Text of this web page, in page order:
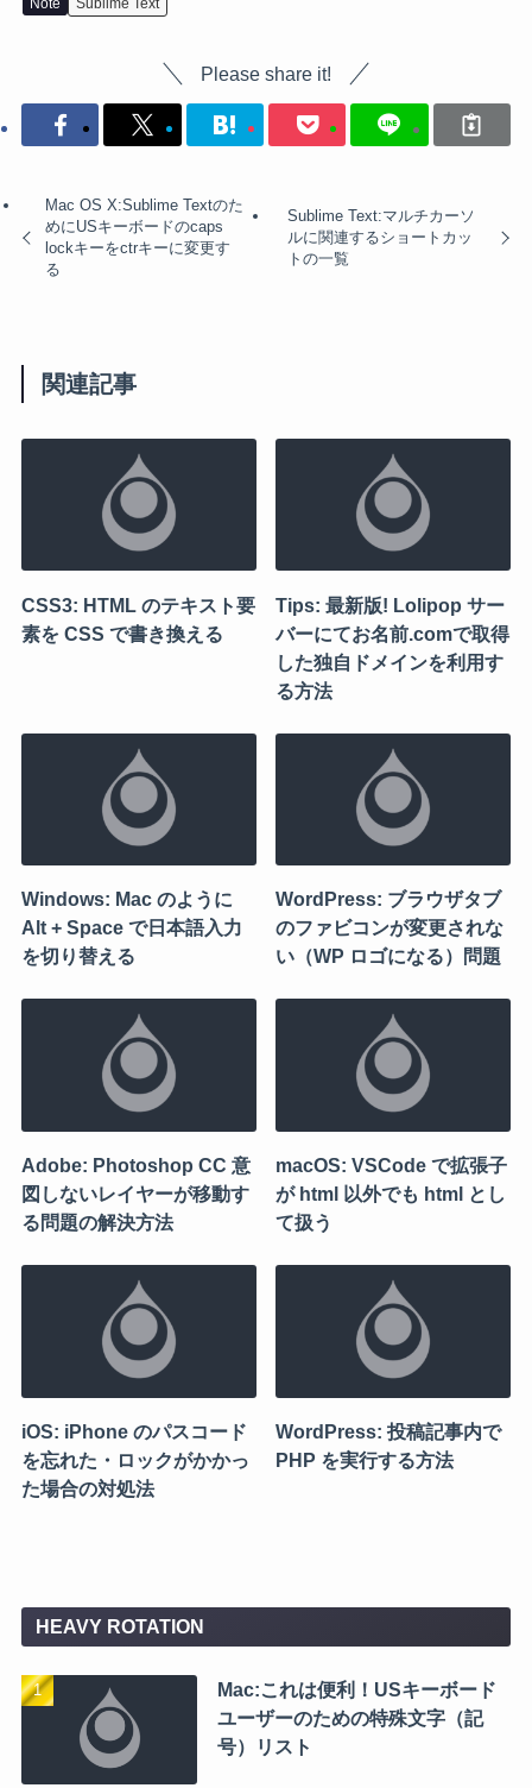
Please share it!
Mac OS X:Sublime Textのた
めにUSキーボードのcaps
lockキーをctrキーに変更す
る
Sublime Text:マルチカーソ
ルに関連するショートカッ
トの一覧
関連記事
CSS3: HTML のテキスト要
素を CSS で書き換える
Tips: 最新版! Lolipop サー
バーにてお名前.comで取得
した独自ドメインを利用す
る方法
Windows: Mac のように
Alt + Space で日本語入力
を切り替える
WordPress: ブラウザタブ
のファビコンが変更されな
い（WP ロゴになる）問題
Adobe: Photoshop CC 意
図しないレイヤーが移動す
る問題の解決方法
macOS: VSCode で拡張子
が html 以外でも html とし
て扱う
iOS: iPhone のパスコード
を忘れた・ロックがかかっ
た場合の対処法
WordPress: 投稿記事内で
PHP を実行する方法
HEAVY ROTATION
Mac:これは便利！USキーボード
ユーザーのための特殊文字（記
号）リスト